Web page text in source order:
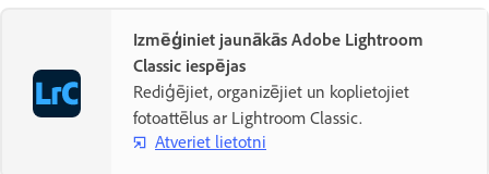
Izmēģiniet jaunākās Adobe Lightroom
Classic iespējas
Rediģējiet, organizējiet un koplietojiet
fotoattēlus ar Lightroom Classic.
Atveriet lietotni